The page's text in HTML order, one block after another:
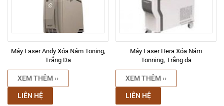
Máy Laser Andy Xóa Nám Toning,
Trắng Da
XEM THÊM ››
LIÊN HỆ
Máy Laser Hera Xóa Nám
Tonning, Trắng da
XEM THÊM ››
LIÊN HỆ